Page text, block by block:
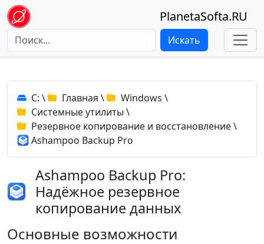
PlanetaSofta.RU
Искать
C: \ Главная \ Windows \
Системные утилиты \
Резервное копирование и восстановление\
Ashampoo Backup Pro
Ashampoo Backup Pro:
Надёжное резервное
копирование данных
Основные возможности